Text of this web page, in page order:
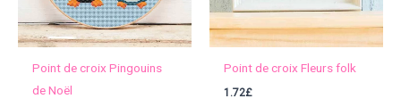
Point de croix Pingouins
de Noël
Point de croix Fleurs folk
1.72£